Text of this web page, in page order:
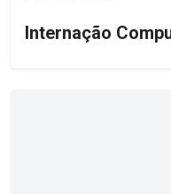
Internação